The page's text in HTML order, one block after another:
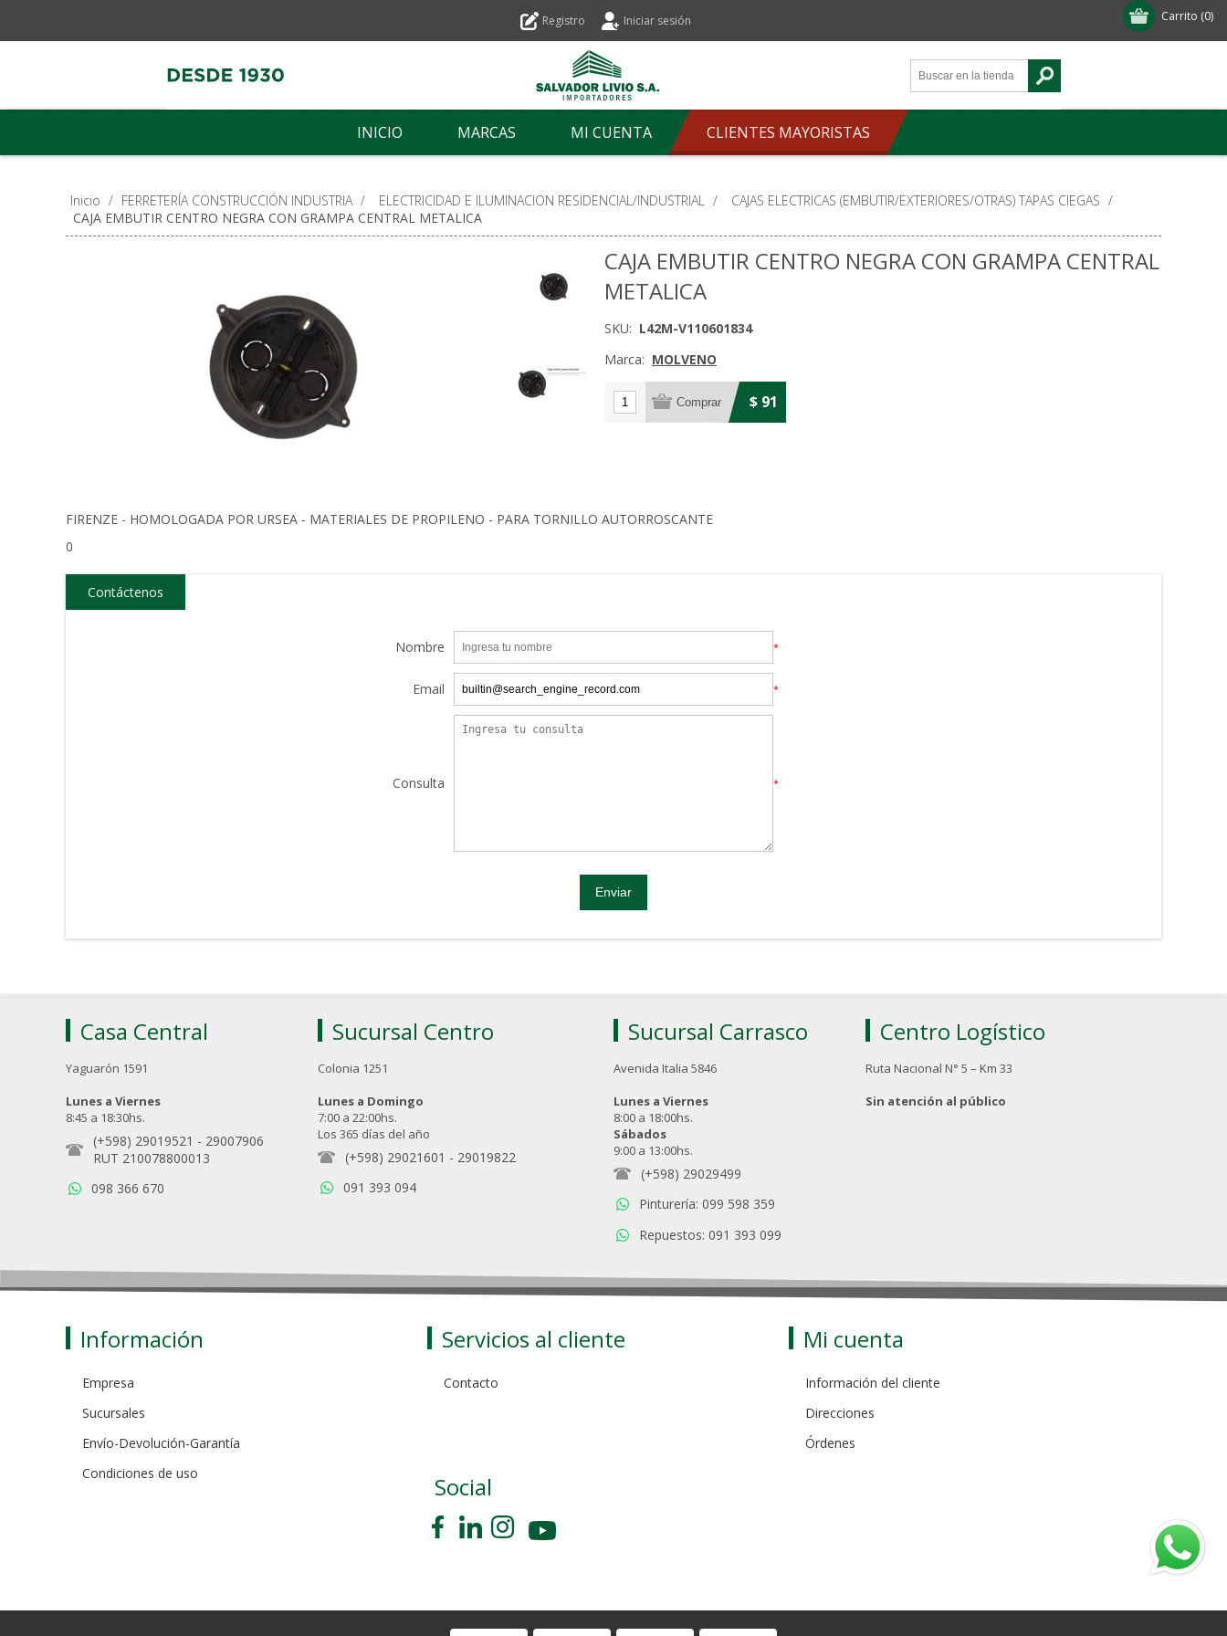
Carrito (0)
Registro Iniciar sesión
INICIO MARCAS MI CUENTA CLIENTES MAYORISTAS
Inicio / FERRETERÍA CONSTRUCCIÓN INDUSTRIA / ELECTRICIDAD E ILUMINACION RESIDENCIAL/INDUSTRIAL / CAJAS ELECTRICAS (EMBUTIR/EXTERIORES/OTRAS) TAPAS CIEGAS /
CAJA EMBUTIR CENTRO NEGRA CON GRAMPA CENTRAL METALICA
CAJA EMBUTIR CENTRO NEGRA CON GRAMPA CENTRAL
METALICA
SKU: L42M-V110601834
Marca: MOLVENO
$ 91
FIRENZE - HOMOLOGADA POR URSEA - MATERIALES DE PROPILENO - PARA TORNILLO AUTORROSCANTE
0
Contáctenos
Nombre *
Email *
Consulta *
Casa Central
Yaguarón 1591
Lunes a Viernes
8:45 a 18:30hs.
(+598) 29019521 - 29007906
RUT 210078800013
098 366 670
Sucursal Centro
Colonia 1251
Lunes a Domingo
7:00 a 22:00hs.
Los 365 días del año
(+598) 29021601 - 29019822
091 393 094
Sucursal Carrasco
Avenida Italia 5846
Lunes a Viernes
8:00 a 18:00hs.
Sábados
9:00 a 13:00hs.
(+598) 29029499
Pinturería: 099 598 359
Repuestos: 091 393 099
Centro Logístico
Ruta Nacional N° 5 – Km 33
Sin atención al público
Información
Empresa
Sucursales
Envío-Devolución-Garantía
Condiciones de uso
Servicios al cliente
Contacto
Mi cuenta
Información del cliente
Direcciones
Órdenes
Social